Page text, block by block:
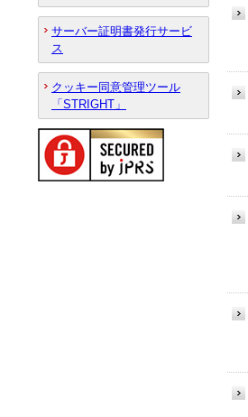
サーバー証明書発行サービ
ス
クッキー同意管理ツール
「STRIGHT」